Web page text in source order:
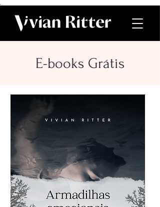
E-books Grátis